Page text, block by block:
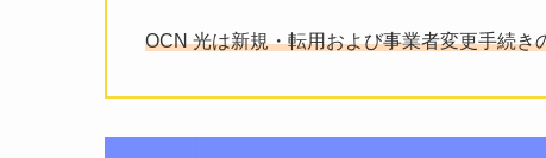
OCN 光は新規・転用および事業者変更手続き